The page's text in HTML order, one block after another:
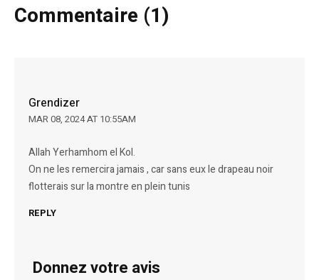
Commentaire (1)
Grendizer
MAR 08, 2024 AT 10:55AM
Allah Yerhamhom el Kol.
On ne les remercira jamais , car sans eux le drapeau noir
flotterais sur la montre en plein tunis
REPLY
Donnez votre avis